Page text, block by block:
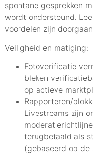
spontane gesprekken
wordt ondersteund.
voordelen zijn
Veiligheid en matiging:
Fotoverificatie
bleken
op actieve
Rapporteren/
Livestreams zijn
terugbetaald als
(gebaseerd op de